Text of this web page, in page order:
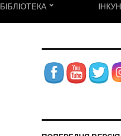
БІБЛІОТЕКА